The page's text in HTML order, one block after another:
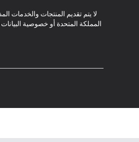
لا يتم تقديم المنتجات والخدمات
المملكة المتحدة أو خصوصية